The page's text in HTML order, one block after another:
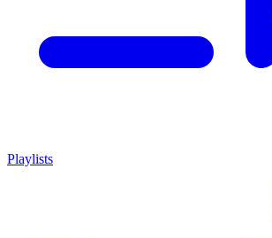
Playlists